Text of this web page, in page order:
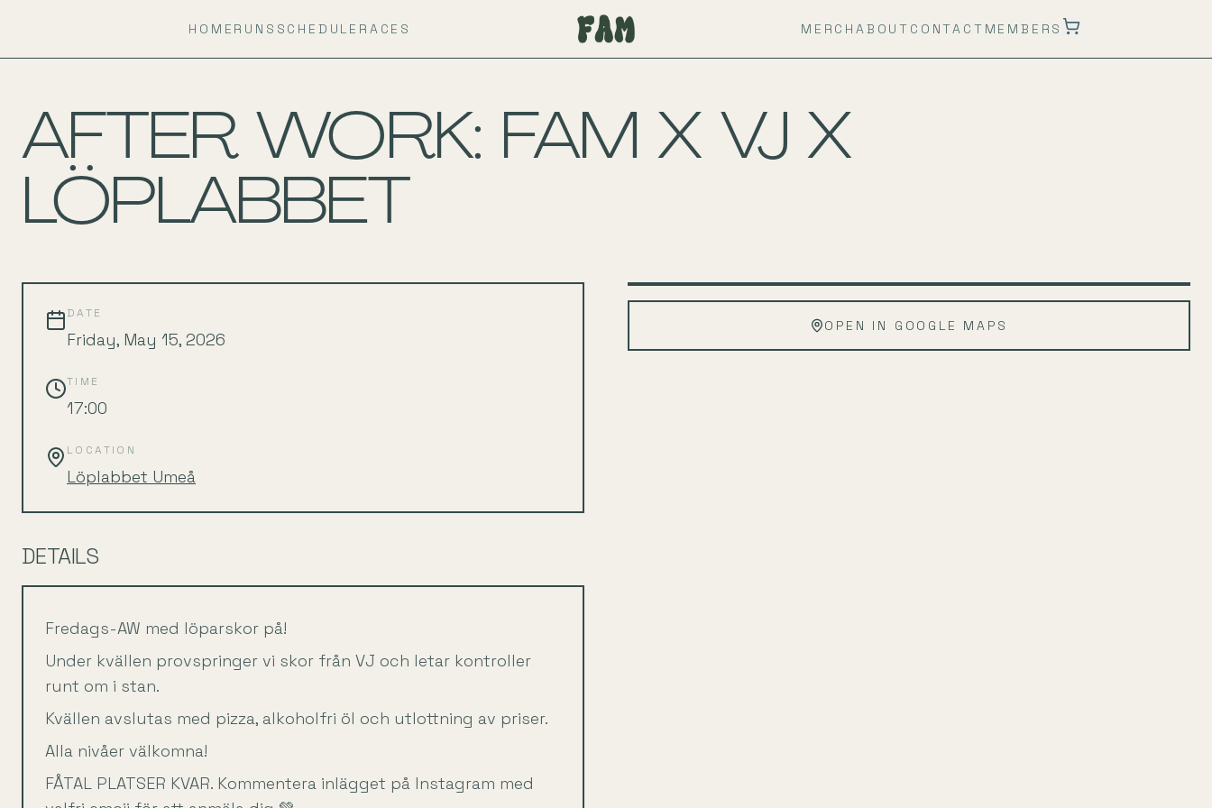
HOME RUNS SCHEDULE RACES MERCH ABOUT CONTACT MEMBERS
AFTER WORK: FAM X VJ X
LÖPLABBET
DATE
Friday, May 15, 2026
TIME
17:00
LOCATION
Löplabbet Umeå
DETAILS
Fredags-AW med löparskor på!
Under kvällen provspringer vi skor från VJ och letar kontroller
runt om i stan.
Kvällen avslutas med pizza, alkoholfri öl och utlottning av priser.
Alla nivåer välkomna!
FÅTAL PLATSER KVAR. Kommentera inlägget på Instagram med
+
OPEN IN GOOGLE MAPS